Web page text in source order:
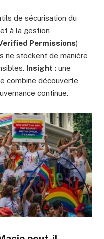
de sécurisation du
à la gestion
Permissions)
ne stockent de manière
Insight : une
combine découverte,
continue.